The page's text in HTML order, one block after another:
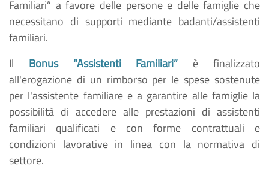
Familiari” a favore delle persone e delle famiglie che
necessitano di supporti mediante badanti/assistenti
familiari.
Il Bonus “Assistenti Familiari” è finalizzato
all'erogazione di un rimborso per le spese sostenute
per l'assistente familiare e a garantire alle famiglie la
possibilità di accedere alle prestazioni di assistenti
familiari qualificati e con forme contrattuali e
condizioni lavorative in linea con la normativa di
settore.